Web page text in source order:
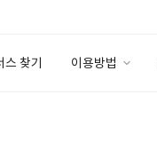
스 찾기 이용방법